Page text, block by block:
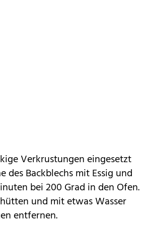
Verkrustungen eingesetzt
des Backblechs mit Essig und
bei 200 Grad in den Ofen.
und mit etwas Wasser
entfernen.